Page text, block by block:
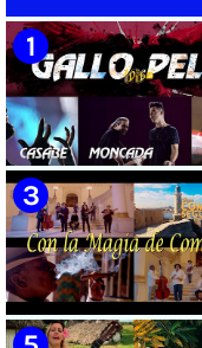
🟡 Casabe & Moncada
Fe - ¨Gallo de pelea¨ -
- Dirección: Omar